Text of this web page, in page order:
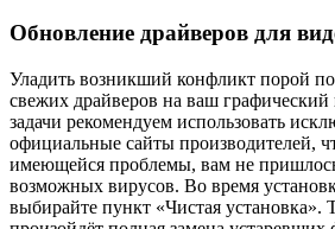
Обновление драйверов для
Уладить возникший конфликт порой
свежих драйверов на ваш графический
задачи рекомендуем использовать
официальные сайты производителей,
имеющейся проблемы, вам не
возможных вирусов. Во время
выбирайте пункт «Чистая установка».